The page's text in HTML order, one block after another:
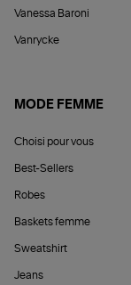
Vanessa Baroni
Vanrycke
MODE FEMME
Choisi pour vous
Best-Sellers
Robes
Baskets femme
Sweatshirt
Jeans